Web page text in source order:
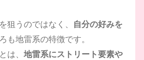
狙うのではなく、
自分の好みを
も地雷系の特徴です。
は、 地雷系にストリート要素や